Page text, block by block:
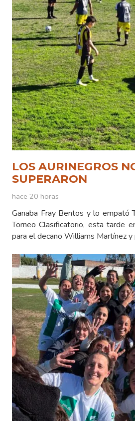
LOS AURINEGROS
SUPERARON
hace 20 horas
Ganaba Fray Bentos y lo empató
Torneo Clasificatorio, esta tarde
para el decano Williams Martínez y